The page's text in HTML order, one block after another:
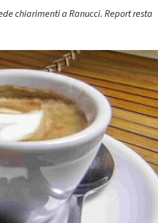
chiarimenti a Ranucci. Report resta